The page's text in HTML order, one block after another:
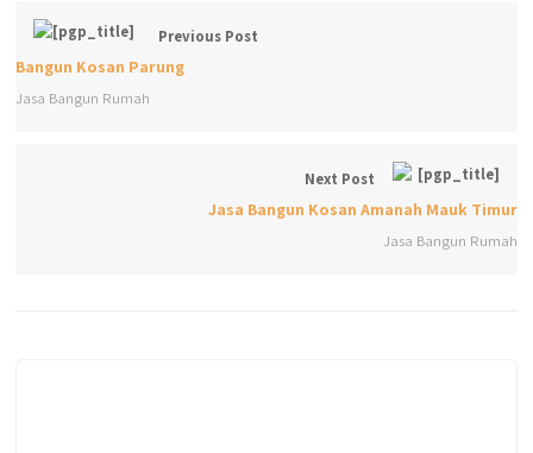
Previous Post
Bangun Kosan Parung
Jasa Bangun Rumah
Next Post
Jasa Bangun Kosan Amanah Mauk Timur
Jasa Bangun Rumah